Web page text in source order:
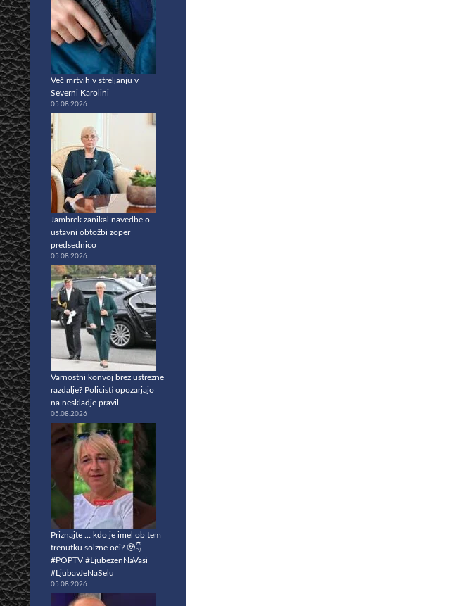
Več mrtvih v streljanju v
Severni Karolini
05.08.2026
Jambrek zanikal navedbe o
ustavni obtožbi zoper
predsednico
05.08.2026
Varnostni konvoj brez ustrezne
razdalje? Policisti opozarjajo
na neskladje pravil
05.08.2026
Priznajte … kdo je imel ob tem
trenutku solzne oči? 🥹👇
#POPTV #LjubezenNaVasi
#LjubavJeNaSelu
05.08.2026